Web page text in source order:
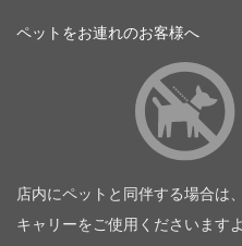
ペットをお連れのお客様へ
店内にペットと同伴する場合は
キャリーをご使用くださいます